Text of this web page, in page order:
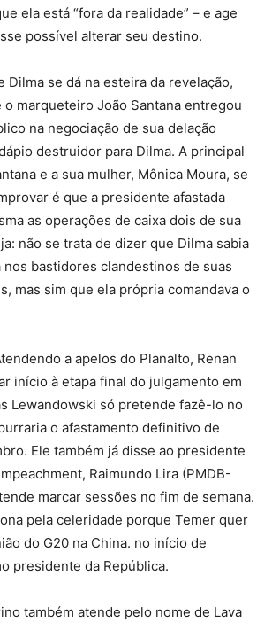
ela está “fora da realidade” – e age
possível alterar seu destino.
Dilma se dá na esteira da revelação,
o marqueteiro João Santana entregou
na negociação de sua delação
destruidor para Dilma. A principal
e a sua mulher, Mônica Moura, se
é que a presidente afastada
as operações de caixa dois de sua
não se trata de dizer que Dilma sabia
bastidores clandestinos de suas
mas sim que ela própria comandava o
a apelos do Planalto, Renan
início à etapa final do julgamento em
Lewandowski só pretende fazê-lo no
o afastamento definitivo de
Ele também já disse ao presidente
Raimundo Lira (PMDB-
marcar sessões no fim de semana.
pela celeridade porque Temer quer
do G20 na China. no início de
presidente da República.
também atende pelo nome de Lava